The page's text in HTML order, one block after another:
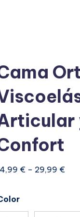
€ – 29,99 €